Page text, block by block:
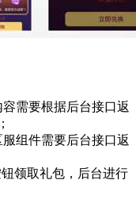
需要根据后台接口返
组件需要后台接口返
领取礼包，后台进行